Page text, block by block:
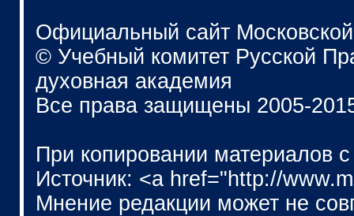
Официальный сайт
© Учебный комитет Русской
духовная академия
Все права защищены 2005-
При копировании материалов
Источник: <a href="http://
Мнение редакции может не